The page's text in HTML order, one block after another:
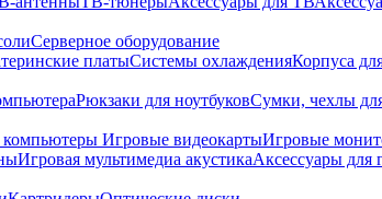
Серверное оборудование
платыСистемы охлажденияКорпуса
Рюкзаки для ноутбуковСумки, чехлы
Игровые видеокартыИгровые
Игровая мультимедиа акустикаАксессуары для